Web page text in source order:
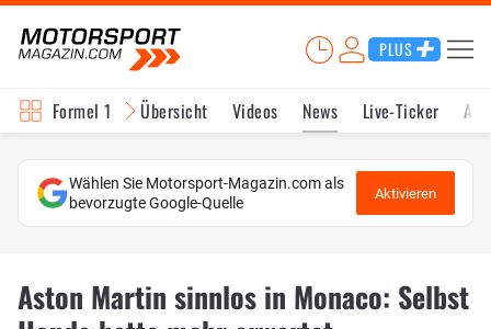
PLUS
Formel 1 Übersicht Videos News Live-Ticker
Wählen Sie Motorsport-Magazin.com als
bevorzugte Google-Quelle
Aktivieren
Aston Martin sinnlos in Monaco: Selbst